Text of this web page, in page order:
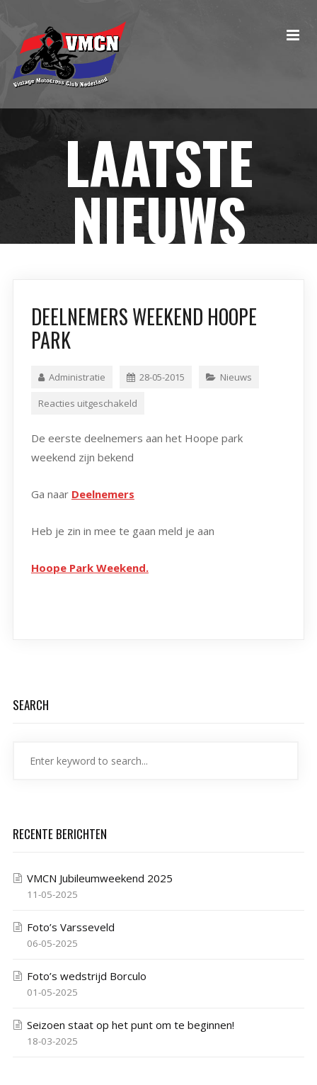
LAATSTE
NIEUWS
DEELNEMERS WEEKEND HOOPE
PARK
Administratie 28-05-2015 Nieuws
Reacties uitgeschakeld
De eerste deelnemers aan het Hoope park
weekend zijn bekend
Ga naar Deelnemers
Heb je zin in mee te gaan meld je aan
Hoope Park Weekend.
SEARCH
RECENTE BERICHTEN
VMCN Jubileumweekend 2025
11-05-2025
Foto’s Varsseveld
06-05-2025
Foto’s wedstrijd Borculo
01-05-2025
Seizoen staat op het punt om te beginnen!
18-03-2025